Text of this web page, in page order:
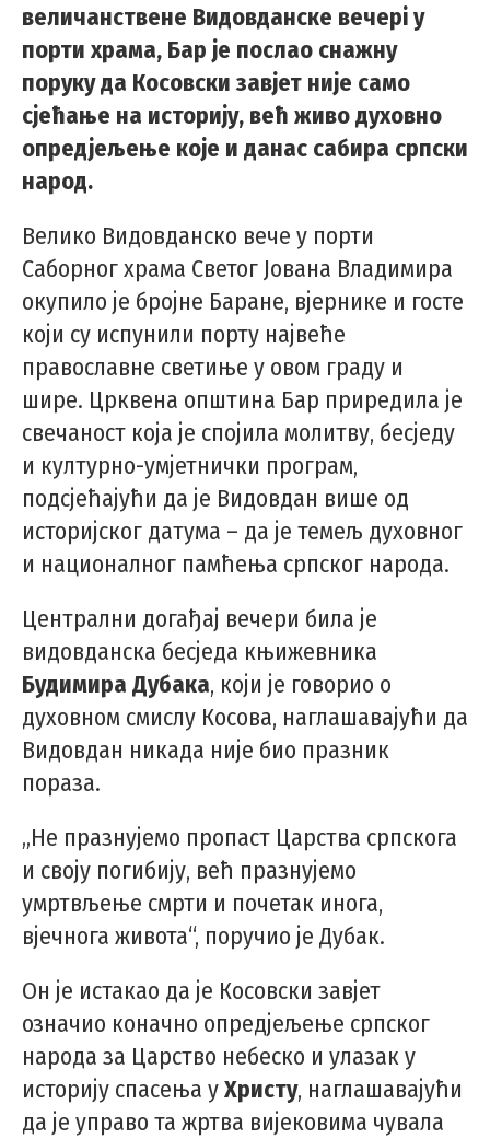
величанственe Видовданскe вечерi у
порти храма, Бар је послао снажну
поруку да Косовски завјет није само
сјећање на историју, већ живо духовно
опредјељење које и данас сабира српски
народ.
Велико Видовданско вече у порти
Саборног храма Светог Јована Владимира
окупило је бројне Барaне, вјернике и госте
који су испунили порту највеће
православне светиње у овом граду и
шире. Црквена општина Бар приредила је
свечаност која је спојила молитву, бесједу
и културно-умјетнички програм,
подсјећајући да је Видовдан више од
историјског датума – да је темељ духовног
и националног памћења српског народа.
Централни догађај вечери била је
видовданска бесједа књижевника
Будимира Дубака, који је говорио о
духовном смислу Косова, наглашавајући да
Видовдан никада није био празник
пораза.
„Не празнујемо пропаст Царства српскога
и своју погибију, већ празнујемо
умртвљење смрти и почетак инога,
вјечнога живота“, поручио је Дубак.
Он је истакао да је Косовски завјет
означио коначно опредјељење српског
народа за Царство небеско и улазак у
историју спасења уХристу, наглашавајући
да је управо та жртва вијековима чувала